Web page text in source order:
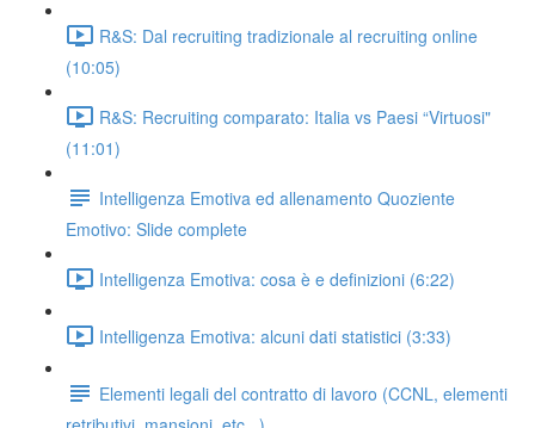
R&S: Dal recruiting tradizionale al recruiting online
(10:05)
R&S: Recruiting comparato: Italia vs Paesi “Virtuosi"
(11:01)
Intelligenza Emotiva ed allenamento Quoziente
Emotivo: Slide complete
Intelligenza Emotiva: cosa è e definizioni (6:22)
Intelligenza Emotiva: alcuni dati statistici (3:33)
Elementi legali del contratto di lavoro (CCNL, elementi